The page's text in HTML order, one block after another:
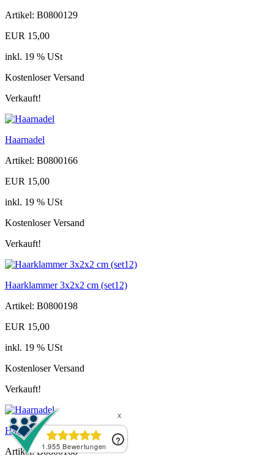
Artikel: B0800129
EUR 15,00
inkl. 19 % USt
Kostenloser Versand
Verkauft!
Haarnadel
Artikel: B0800166
EUR 15,00
inkl. 19 % USt
Kostenloser Versand
Verkauft!
Haarklammer 3x2x2 cm (set12)
Artikel: B0800198
EUR 15,00
inkl. 19 % USt
Kostenloser Versand
Verkauft!
Haarnadel
Artikel: B0800168